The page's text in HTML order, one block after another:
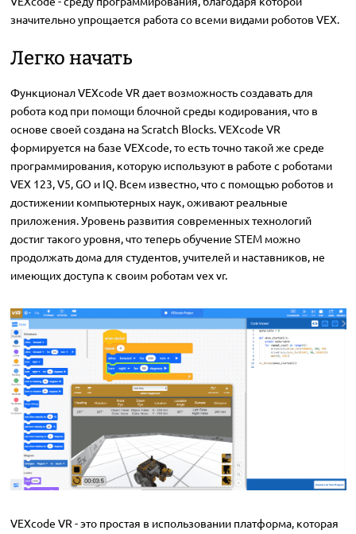
значительно упрощается работа со всеми видами роботов VEX.
Легко начать
Функционал VEXcode VR дает возможность создавать для
робота код при помощи блочной среды кодирования, что в
основе своей создана на Scratch Blocks. VEXcode VR
формируется на базе VEXcode, то есть точно такой же среде
программирования, которую используют в работе с роботами
VEX 123, V5, GO и IQ. Всем известно, что с помощью роботов и
достижении компьютерных наук, оживают реальные
приложения. Уровень развития современных технологий
достиг такого уровня, что теперь обучение STEM можно
продолжать дома для студентов, учителей и наставников, не
имеющих доступа к своим роботам vex vr.
VEXcode VR - это простая в использовании платформа, которая